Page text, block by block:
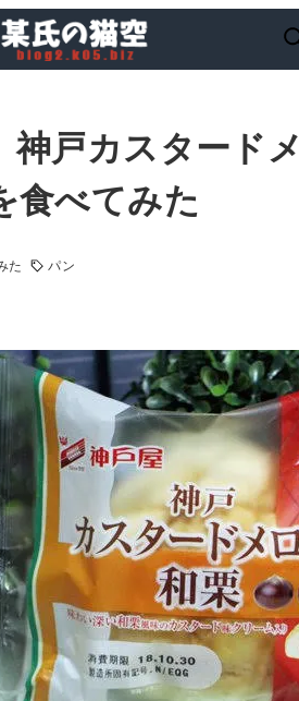
神戸カスタード
食べてみた
た パン